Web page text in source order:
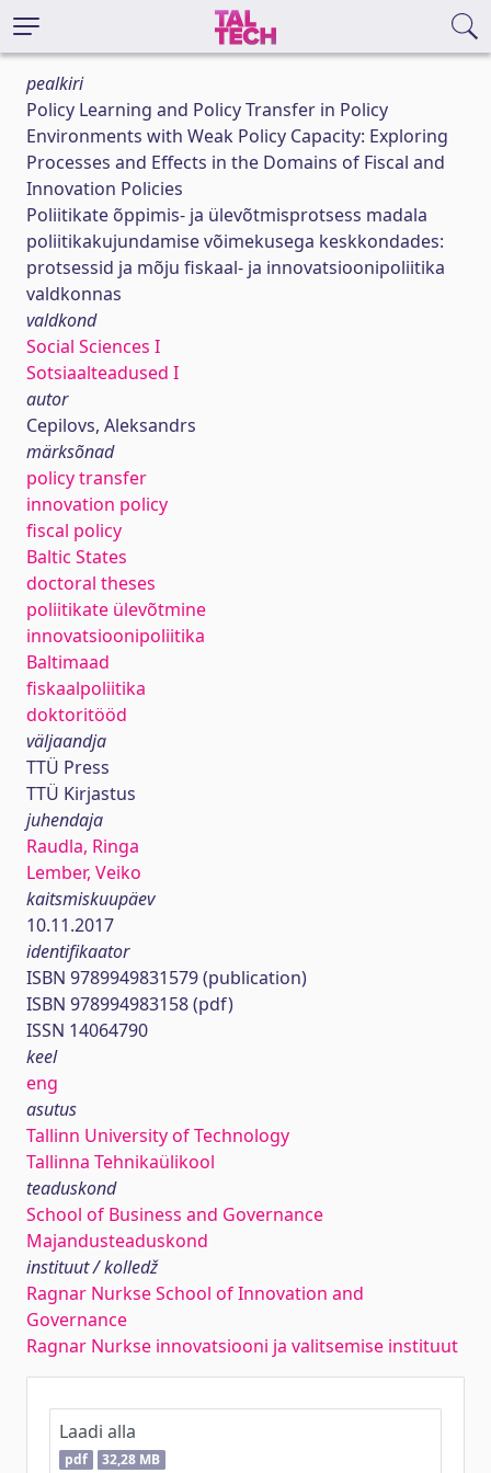
pealkiri
Policy Learning and Policy Transfer in Policy
Environments with Weak Policy Capacity: Exploring
Processes and Effects in the Domains of Fiscal and
Innovation Policies
Poliitikate õppimis- ja ülevõtmisprotsess madala
poliitikakujundamise võimekusega keskkondades:
protsessid ja mõju fiskaal- ja innovatsioonipoliitika
valdkonnas
valdkond
Social Sciences I
Sotsiaalteadused I
autor
Cepilovs, Aleksandrs
märksõnad
policy transfer
innovation policy
fiscal policy
Baltic States
doctoral theses
poliitikate ülevõtmine
innovatsioonipoliitika
Baltimaad
fiskaalpoliitika
doktoritööd
väljaandja
TTÜ Press
TTÜ Kirjastus
juhendaja
Raudla, Ringa
Lember, Veiko
kaitsmiskuupäev
10.11.2017
identifikaator
ISBN 9789949831579 (publication)
ISBN 978994983158 (pdf)
ISSN 14064790
keel
eng
asutus
Tallinn University of Technology
Tallinna Tehnikaülikool
teaduskond
School of Business and Governance
Majandusteaduskond
instituut / kolledž
Ragnar Nurkse School of Innovation and
Governance
Ragnar Nurkse innovatsiooni ja valitsemise instituut
Laadi alla
pdf 32,28 MB